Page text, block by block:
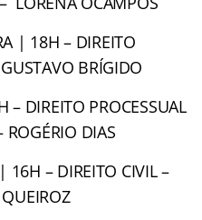
| 18H – DIREITO
BRÍGIDO
– DIREITO PROCESSUAL
ROGÉRIO DIAS
16H – DIREITO CIVIL –